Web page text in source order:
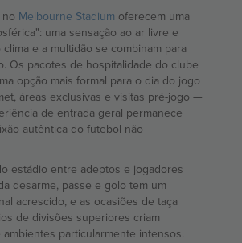
Melbourne Stadium oferecem uma
uma sensação ao ar livre e
e a multidão se combinam para
Os pacotes de hospitalidade do clube
opção mais formal para o dia do jogo
de entrada geral permanece
autêntica do futebol não-
estádio entre adeptos e jogadores
desarme, passe e golo tem um
acrescido, e as ocasiões de taça
de divisões superiores criam
particularmente intensos.